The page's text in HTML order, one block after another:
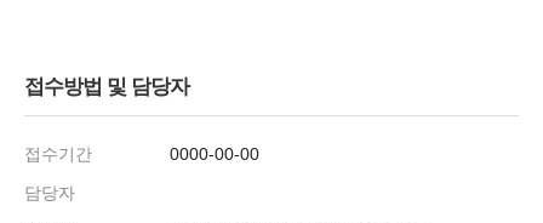
접수방법 및 담당자
접수기간
0000-00-00
담당자